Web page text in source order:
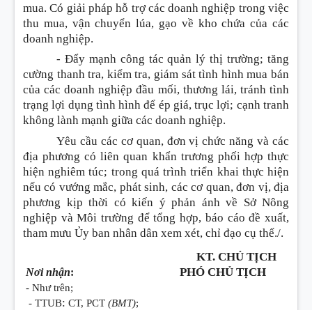
mua. Có giải pháp hỗ trợ các doanh nghiệp trong việc
thu mua, vận chuyển lúa, gạo về kho chứa của các
doanh nghiệp.
- Đẩy mạnh công tác quản lý thị trường; tăng
cường thanh tra, kiểm tra, giám sát tình hình mua bán
của các doanh nghiệp đầu mối, thương lái, tránh tình
trạng lợi dụng tình hình để ép giá, trục lợi; cạnh tranh
không lành mạnh giữa các doanh nghiệp.
Yêu cầu các cơ quan, đơn vị chức năng và các
địa phương có liên quan khẩn trương phối hợp thực
hiện nghiêm túc; trong quá trình triển khai thực hiện
nếu có vướng mắc, phát sinh, các cơ quan, đơn vị, địa
phương kịp thời có kiến ý phản ánh về Sở Nông
nghiệp và Môi trường để tổng hợp, báo cáo đề xuất,
tham mưu Ủy ban nhân dân xem xét, chỉ đạo cụ thể./.
Nơi nhận:
- Như trên;
- TTUB: CT, PCT (BMT);
KT. CHỦ TỊCH
PHÓ CHỦ TỊCH